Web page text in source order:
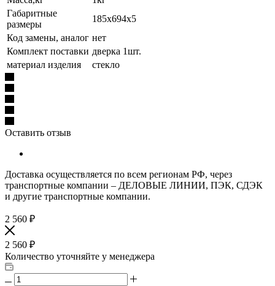
Габаритные
размеры
185х694х5
Код замены, аналог нет
Комплект поставки дверка 1шт.
материал изделия
стекло
Оставить отзыв
Доставка осуществляется по всем регионам РФ, через
транспортные компании – ДЕЛОВЫЕ ЛИНИИ, ПЭК, СДЭК
и другие транспортные компании.
2 560 ₽
2 560 ₽
Количество уточняйте у менеджера